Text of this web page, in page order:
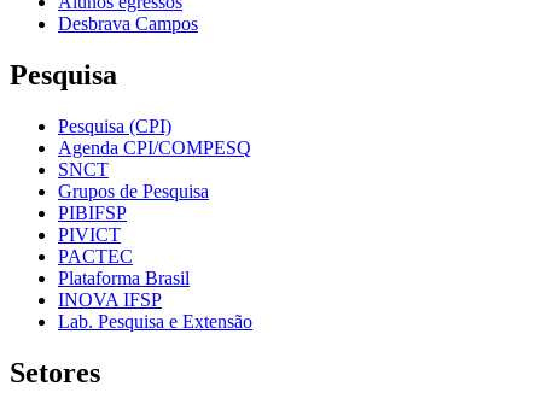
Desbrava Campos
Pesquisa
Pesquisa (CPI)
Agenda CPI/COMPESQ
SNCT
Grupos de Pesquisa
PIBIFSP
PIVICT
PACTEC
Plataforma Brasil
INOVA IFSP
Lab. Pesquisa e Extensão
Setores